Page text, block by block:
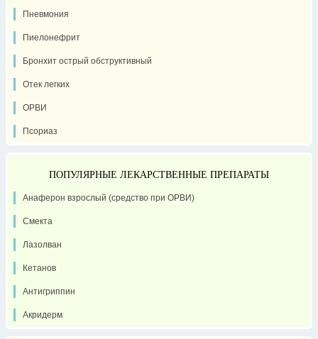
Пневмония
Пиелонефрит
Бронхит острый обструктивный
Отек легких
ОРВИ
Псориаз
ПОПУЛЯРНЫЕ ЛЕКАРСТВЕННЫЕ ПРЕПАРАТЫ
Анаферон взрослый (средство при ОРВИ)
Смекта
Лазолван
Кетанов
Антигриппин
Акридерм